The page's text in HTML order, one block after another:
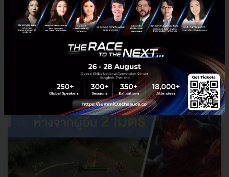
หลักสูตรออนไลน์บนแพลตฟอร์มการศึกษาชั้นนำ เพื่อ
เตรียมพร้อมรับความเปลี่ยนแปลงที่จะเกิดขึ้นหลังวิกฤต
COVID-19 ซึ่งนับเป็นอีกปัจจัยเร่งให้เกิด Digital
Disruption ขึ้นอย่างกะทันหันในหลากหลายมิติ